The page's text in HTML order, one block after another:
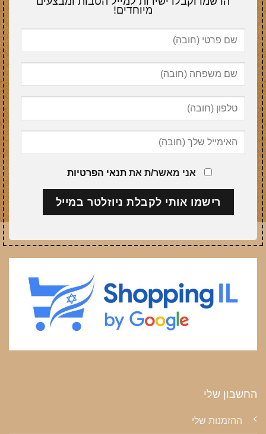
מיוחדים!
אני מאשר/ת את תנאי הפרטיות
החשבון שלי
ההזמנות שלי